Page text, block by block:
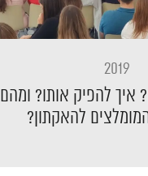
2019
איך להפיק אותו? ומהם
להאקתון?